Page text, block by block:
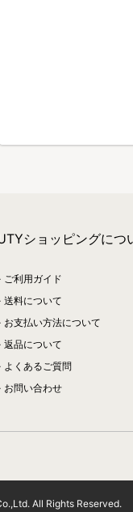
ショッピングにつ
ご利用ガイド
送料について
お支払い方法について
返品について
よくあるご質問
お問い合わせ
All Rights Reserved.